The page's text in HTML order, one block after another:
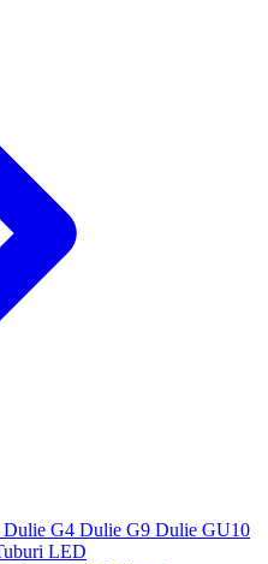
Dulie G4 Dulie G9 Dulie GU10
LED